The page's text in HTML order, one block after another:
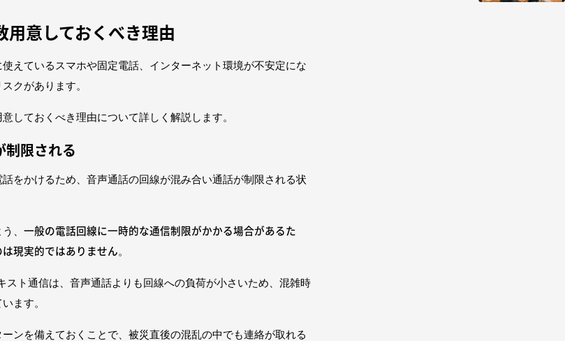
意しておくべき理由
えているスマホや固定電話、インターネット環境が不安定にな
クがあります。
しておくべき理由について詳しく解説します。
制限される
をかけるため、音声通話の回線が混み合い通話が制限される状
、 一般の電話回線に一時的な通信制限がかかる場合があるた
現実的ではありません。
スト通信は、音声通話よりも回線への負荷が小さいため、混雑時
ます。
ンを備えておくことで、被災直後の混乱の中でも連絡が取れる